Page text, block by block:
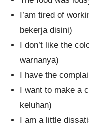
I’am tired of
bekerja disini)
I don’t like the
warnanya)
I have the
I want to make a
keluhan)
I am a little